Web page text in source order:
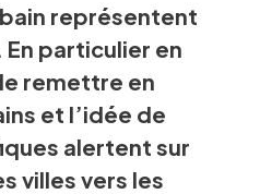
représentent
particulier en
remettre en
et l’idée de
alertent sur
villes vers les